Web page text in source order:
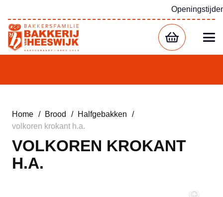
Home / Brood / Halfgebakken
/
volkoren krokant h.a.
VOLKOREN KROKANT
H.A.